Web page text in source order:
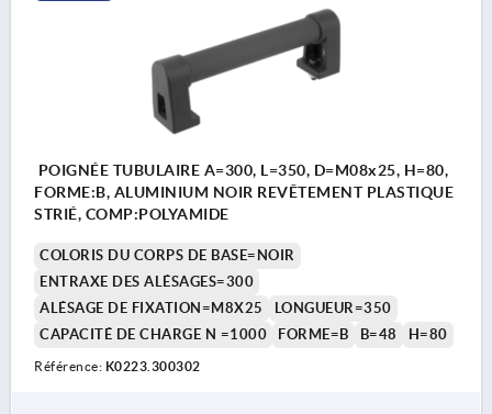
POIGNÉE TUBULAIRE A=300, L=350, D=M08x25, H=80,
FORME:B, ALUMINIUM NOIR REVÊTEMENT PLASTIQUE
STRIÉ, COMP:POLYAMIDE
COLORIS DU CORPS DE BASE=NOIR
ENTRAXE DES ALÉSAGES=300
ALÉSAGE DE FIXATION=M8X25
LONGUEUR=350
CAPACITÉ DE CHARGE N =1000
FORME=B B=48 H=80
Référence: K0223.300302